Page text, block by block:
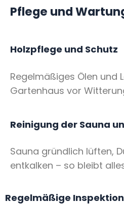
Pflege und
Holzpflege und Schutz
Regelmäßiges Ölen und
Gartenhaus vor
Reinigung der Sauna
Sauna gründlich lüften,
entkalken – so bleibt
Regelmäßige